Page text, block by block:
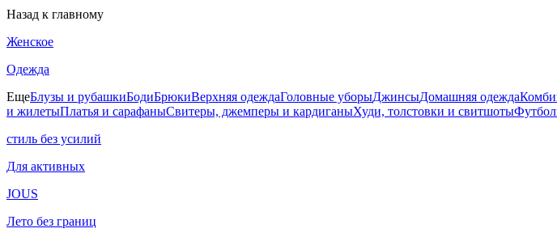
Назад к главному
Женское
Одежда
ЕщеБлузы и рубашкиБодиБрюкиВерхняя одеждаГоловные уборыДжинсыДомашняя одежда
и жилетыПлатья и сарафаныСвитеры, джемперы и кардиганыХуди, толстовки и свитшоты
стиль без усилий
Для активных
JOUS
Лето без границ